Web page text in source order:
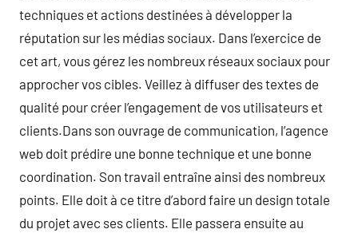
techniques et actions destinées à développer la
réputation sur les médias sociaux. Dans l’exercice de
cet art, vous gérez les nombreux réseaux sociaux pour
approcher vos cibles. Veillez à diffuser des textes de
qualité pour créer l’engagement de vos utilisateurs et
clients.Dans son ouvrage de communication, l’agence
web doit prédire une bonne technique et une bonne
coordination. Son travail entraîne ainsi des nombreux
points. Elle doit à ce titre d’abord faire un design totale
du projet avec ses clients. Elle passera ensuite au